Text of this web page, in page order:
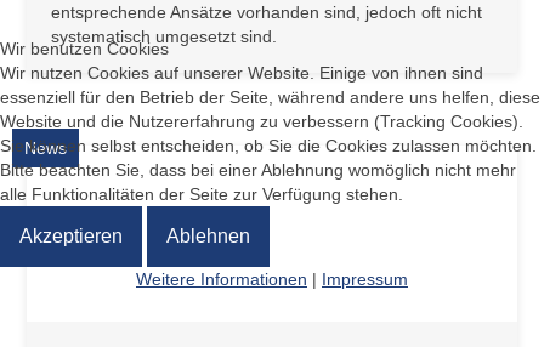
entsprechende Ansätze vorhanden sind, jedoch oft nicht
systematisch umgesetzt sind.
News
Wir benutzen Cookies
Wir nutzen Cookies auf unserer Website. Einige von ihnen sind
essenziell für den Betrieb der Seite, während andere uns helfen, diese
Website und die Nutzererfahrung zu verbessern (Tracking Cookies).
Sie können selbst entscheiden, ob Sie die Cookies zulassen möchten.
Bitte beachten Sie, dass bei einer Ablehnung womöglich nicht mehr
alle Funktionalitäten der Seite zur Verfügung stehen.
Akzeptieren Ablehnen
Weitere Informationen | Impressum